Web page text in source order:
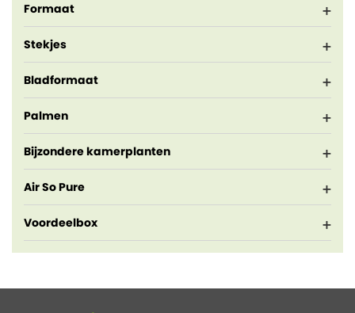
Formaat
Stekjes
Bladformaat
Palmen
Bijzondere kamerplanten
Air So Pure
Voordeelbox